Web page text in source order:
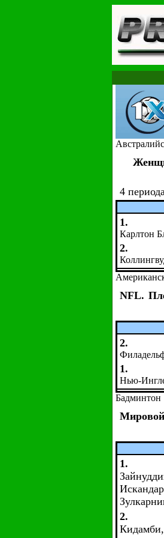
4
1.
Карлтон
2.
NFL.
2.
1.
Нью-
Бадминтон
1.
2.
Кидамби,